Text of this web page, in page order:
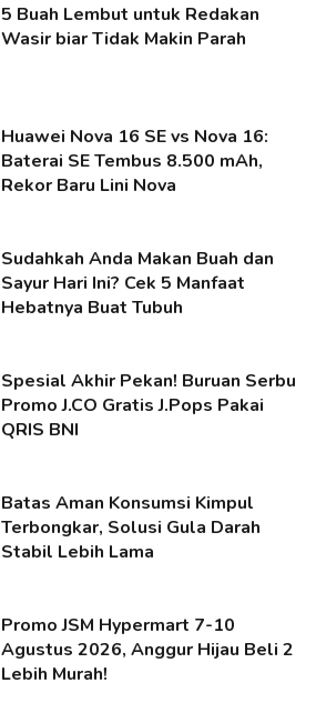
5 Buah Lembut untuk Redakan
Wasir biar Tidak Makin Parah
Huawei Nova 16 SE vs Nova 16:
Baterai SE Tembus 8.500 mAh,
Rekor Baru Lini Nova
Sudahkah Anda Makan Buah dan
Sayur Hari Ini? Cek 5 Manfaat
Hebatnya Buat Tubuh
Spesial Akhir Pekan! Buruan Serbu
Promo J.CO Gratis J.Pops Pakai
QRIS BNI
Batas Aman Konsumsi Kimpul
Terbongkar, Solusi Gula Darah
Stabil Lebih Lama
Promo JSM Hypermart 7-10
Agustus 2026, Anggur Hijau Beli 2
Lebih Murah!